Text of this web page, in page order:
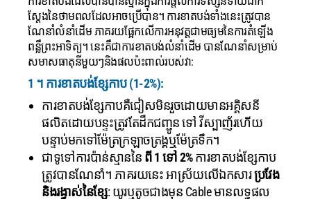
ស្តែងនៃថាមពលដែលអាចប្រើបាន។ ការខាតបង់ទាំងនេះត្រូវបាន
ណែនាំលំនាំដើម ភាគរយផ្អែកលើការអនុវត្តជាមធ្យមនៃការតំឡើង
ពន្លឺព្រះអាទិត្យ។ នេះគឺជាការខាតបង់លំនាំដើម បានណែនាំសម្រាប់
សមាសធាតុនីមួយៗនិងផលប៉ះពាល់របស់វា:
1 ។ ការខាតបង់ខ្សែកាប (1-2%):
ការខាតបង់ខ្សែកាបគឺជៀសមិនរួចដោយមានអគ្គិសនី
ផលិតដោយបន្ទះត្រូវតែដឹកជញ្ជូន ទៅ វីស្បាញ័រហើយ
បន្ទាប់មកទៅម៉ែត្រក្រឡាចត្រង្គឬម៉ែត្រទឹក។
ជាទូទៅការប៉ាន់ស្មាននៃ ពី 1 ទៅ 2%ការខាតបង់ខ្សែកាប
ត្រូវបានណែនាំ។ ភាគរយនេះ អាស្រ័យលើឯកសារប្រវែង
និងរង្វាស់នៃខ្សែ: យូរឬតូចជាងមុន Cable មានលទ្ធផល